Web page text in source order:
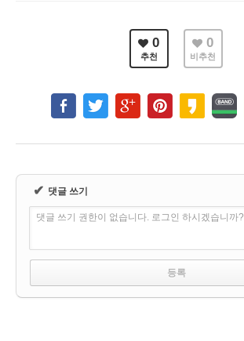
0
추천
0
비추천
✔ 댓글 쓰기
댓글 쓰기 권한이 없습니다. 로그인 하시겠습니까?